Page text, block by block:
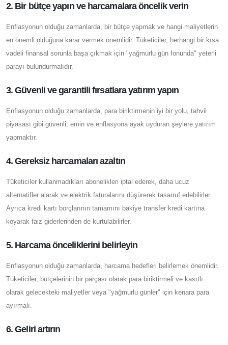
2. Bir bütçe yapın ve harcamalara öncelik verin
Enflasyonun olduğu zamanlarda, bir bütçe yapmak ve hangi maliyetlerin
en önemli olduğuna karar vermek önemlidir. Tüketiciler, herhangi bir kısa
vadeli finansal sorunla başa çıkmak için "yağmurlu gün fonunda" yeterli
parayı bulundurmalıdır.
3. Güvenli ve garantili fırsatlara yatırım yapın
Enflasyonun olduğu zamanlarda, para biriktirmenin iyi bir yolu, tahvil
piyasası gibi güvenli, emin ve enflasyona ayak uyduran şeylere yatırım
yapmaktır.
4. Gereksiz harcamaları azaltın
Tüketiciler kullanmadıkları abonelikleri iptal ederek, daha ucuz
alternatifler alarak ve elektrik faturalarını düşürerek tasarruf edebilirler.
Ayrıca kredi kartı borçlarının tamamını bakiye transfer kredi kartına
koyarak faiz giderlerinden de kurtulabilirler.
5. Harcama önceliklerini belirleyin
Enflasyonun olduğu zamanlarda, harcama hedefleri belirlemek önemlidir.
Tüketiciler, bütçelerinin bir parçası olarak para biriktirmeli ve kasıtlı
olarak gelecekteki maliyetler veya "yağmurlu günler" için kenara para
ayırmalı.
6. Geliri artırın